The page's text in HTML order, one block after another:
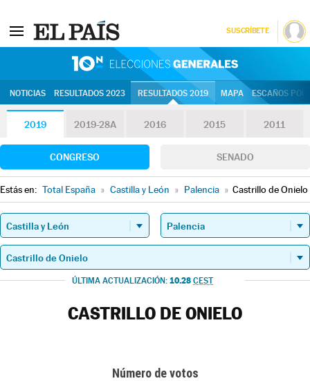
SUSCRÍBETE
NOTICIAS RESULTADOS 2023 RESULTADOS 2019 MAPA ESCAÑOS
2019 2019-28A 2016 2015 2011
CONGRESO SENADO
Estás en: Total España » Castilla y León » Palencia » Castrillo de Onielo
ÚLTIMA ACTUALIZACIÓN: 10.28 CEST
CASTRILLO DE ONIELO
Número de votos